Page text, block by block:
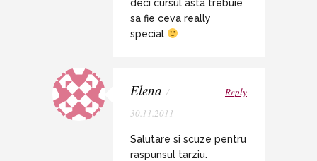
deci cursul asta trebuie
sa fie ceva really
special
Elena /
30.11.2011
Reply
Salutare si scuze pentru
raspunsul tarziu.